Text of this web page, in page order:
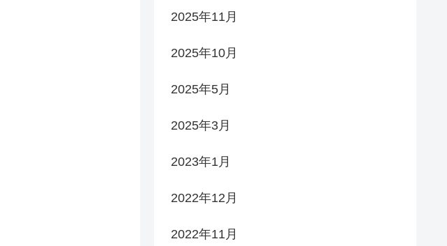
2025年11月
2025年10月
2025年5月
2025年3月
2023年1月
2022年12月
2022年11月